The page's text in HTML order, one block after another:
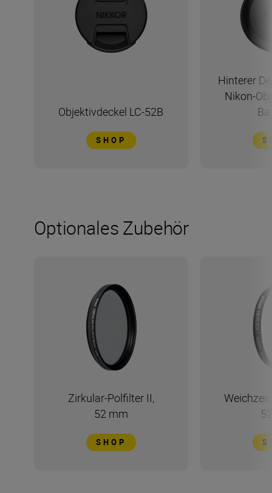
Objektivdeckel LC-52B
SHOP
Hinterer
Nikon-
Optionales Zubehör
Zirkular-Polfilter II,
52 mm
SHOP